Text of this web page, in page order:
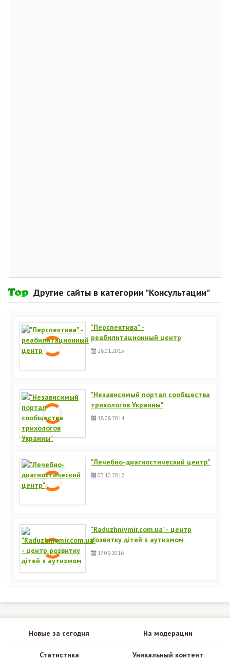
Другие сайты в категории "Консультации"
"Перспектива" -
реабилитационный центр
28.01.2015
"Независимый портал сообщества
трихологов Украины"
18.08.2014
"Лечебно-диагностический центр"
03.10.2012
"Raduzhniymir.com.ua" - центр
розвитку дітей з аутизмом
17.09.2016
Новые за сегодня На модерации
Статистика Уникальный контент